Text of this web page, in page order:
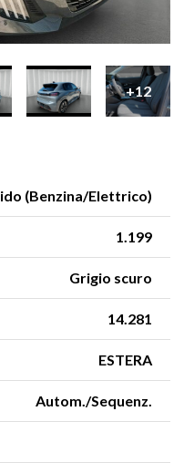
+12
(Benzina/Elettrico)
1.199
Grigio scuro
14.281
ESTERA
Autom./Sequenz.